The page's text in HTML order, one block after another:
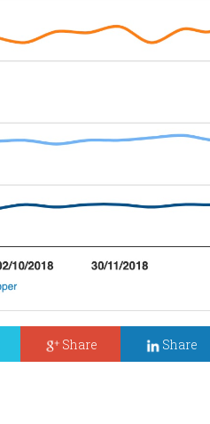
Share Share